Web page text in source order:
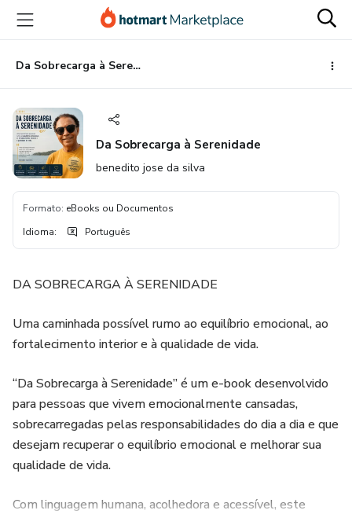
para
conteúdo
principal
para
pagamento
para
rodapé
Da Sobrecarga à Serenidade
Da Sobrecarga à Serenidade
benedito jose da silva
Formato: eBooks ou Documentos
Idioma: Português
DA SOBRECARGA À SERENIDADE
Uma caminhada possível rumo ao equilíbrio emocional, ao
fortalecimento interior e à qualidade de vida.
“Da Sobrecarga à Serenidade” é um e-book desenvolvido
para pessoas que vivem emocionalmente cansadas,
sobrecarregadas pelas responsabilidades do dia a dia e que
desejam recuperar o equilíbrio emocional e melhorar sua
qualidade de vida.
Com linguagem humana, acolhedora e acessível, este